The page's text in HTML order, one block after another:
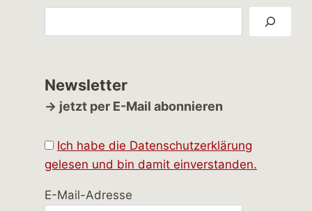
Newsletter
→ jetzt per E-Mail abonnieren
Ich habe die Datenschutzerklärung
gelesen und bin damit einverstanden.
E-Mail-Adresse